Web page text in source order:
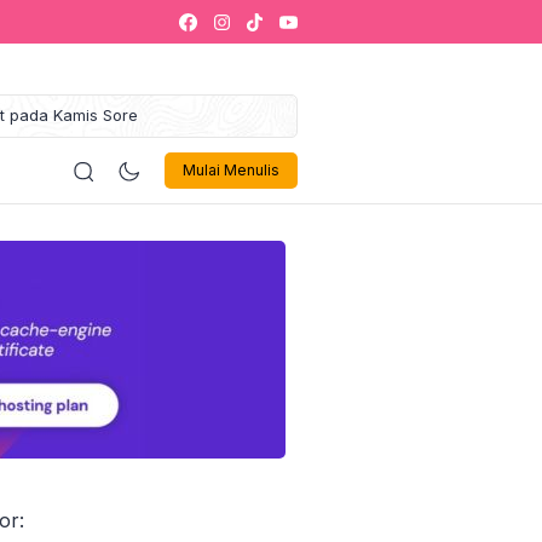
pada Kamis Sore
Maulid Akbar 2025
Jadi Muzakki
Sukses Siap Jadi Ikon
Leadership Training
Inovasi dan Tata Kelola
Akan Dibebaskan
Penerima Manfaat
Mulai Menulis
Politik Olahraga Musik 🎶